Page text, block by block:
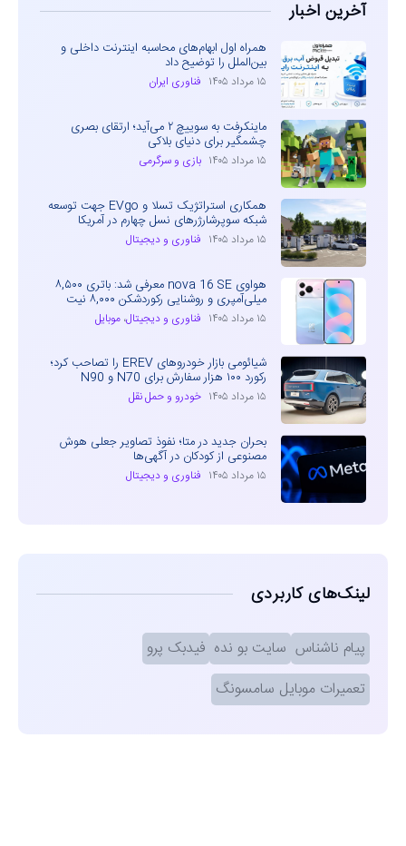
آخرین اخبار
همراه اول ابهام‌های محاسبه اینترنت داخلی و
بین‌الملل را توضیح داد
۱۵ مرداد ۱۴۰۵ فناوری ایران
ماینکرفت به سوییچ ۲ می‌آید؛ ارتقای بصری
چشمگیر برای دنیای بلاکی
۱۵ مرداد ۱۴۰۵ بازی و سرگرمی
همکاری استراتژیک تسلا و EVgo جهت توسعه
شبکه سوپرشارژرهای نسل چهارم در آمریکا
۱۵ مرداد ۱۴۰۵ فناوری و دیجیتال
هواوی nova 16 SE معرفی شد: باتری ۸,۵۰۰
میلی‌آمپری و روشنایی رکوردشکن ۸,۰۰۰ نیت
۱۵ مرداد ۱۴۰۵ فناوری و دیجیتال، موبایل
شیائومی بازار خودروهای EREV را تصاحب کرد؛
رکورد ۱۰۰ هزار سفارش برای N70 و N90
۱۵ مرداد ۱۴۰۵ خودرو و حمل نقل
بحران جدید در متا؛ نفوذ تصاویر جعلی هوش
مصنوعی از کودکان در آگهی‌ها
۱۵ مرداد ۱۴۰۵ فناوری و دیجیتال
لینک‌های کاربردی
پیام ناشناس سایت بو نده فیدبک پرو
تعمیرات موبایل سامسونگ